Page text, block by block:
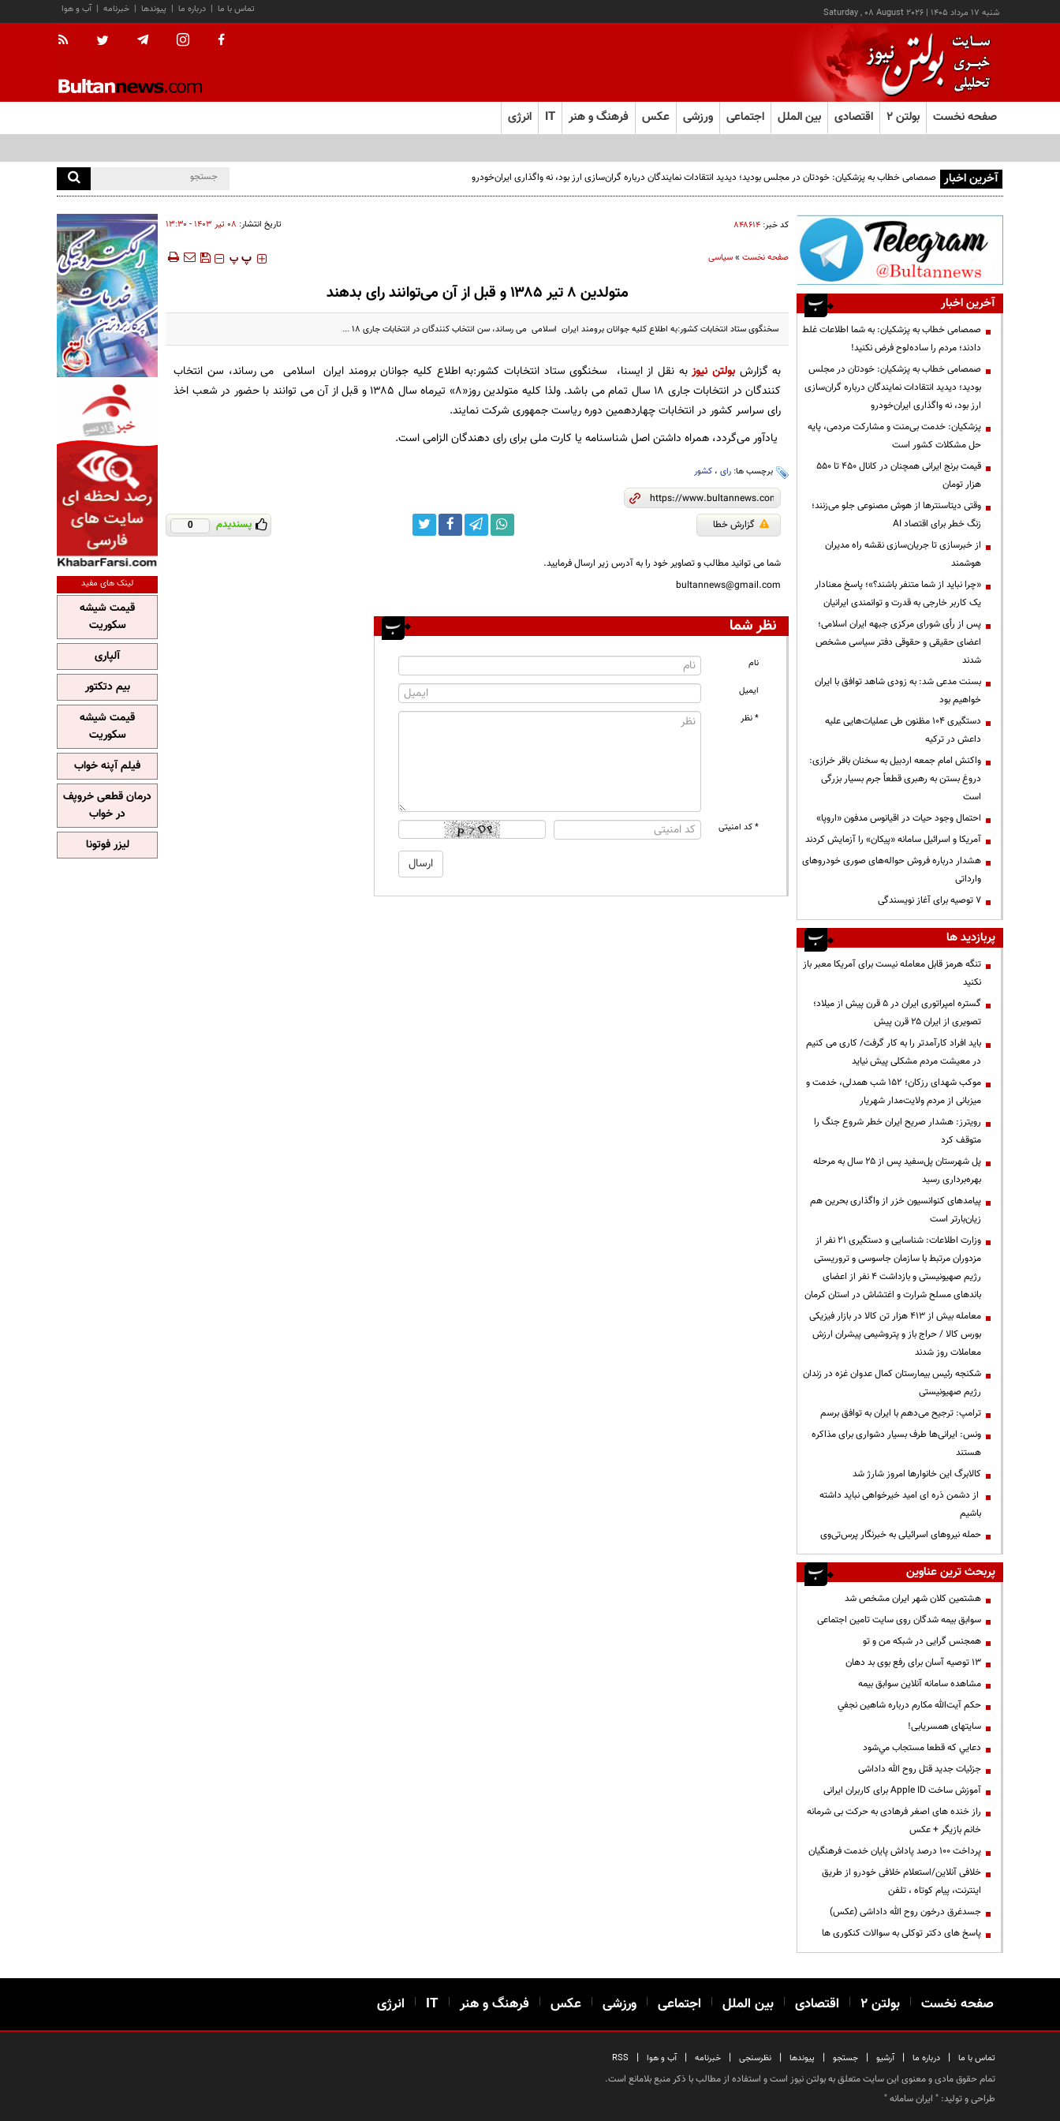
شنبه ۱۷ مرداد ۱۴۰۵ |
Saturday , 08 August 2026 آب و هوا | خبرنامه | پیوندها | درباره ما | تماس با ما
صفحه نخست بولتن ۲ اقتصادی بین الملل اجتماعی ورزشی عکس فرهنگ و هنر IT انرژی
آخرین اخبار صمصامی خطاب به پزشکیان: خودتان در مجلس بودید؛ دیدید انتقادات نمایندگان درباره گران‌سازی ارز بود، نه واگذاری ایران‌خودرو
کد خبر: ۸۴۸۶۱۴ تاریخ انتشار: ۰۸ تير ۱۴۰۳ - ۱۳:۳۰
صفحه نخست»سیاسی ‍‍‍ پ پ
متولدین ۸ تیر ۱۳۸۵ و قبل از آن می‌توانند رای بدهند
سخنگوی ستاد انتخابات کشور:به اطلاع کلیه جوانان برومند ایران اسلامی می رساند، سن انتخاب کنندگان در انتخابات جاری ۱۸ ...
به گزارش بولتن نیوزبه نقل از ایسنا، سخنگوی ستاد انتخابات کشور:به اطلاع کلیه جوانان برومند ایران اسلامی می رساند، سن انتخاب
کنندگان در انتخابات جاری ۱۸ سال تمام می باشد. ولذا کلیه متولدین روز«۸» تیرماه سال ۱۳۸۵ و قبل از آن می توانند با حضور در شعب اخذ
رای سراسر کشور در انتخابات چهاردهمین دوره ریاست جمهوری شرکت نمایند.
یادآور می‌گردد، همراه داشتن اصل شناسنامه یا کارت ملی برای رای دهندگان الزامی است.
برچسب ها: رای، کشور
گزارش خطا پسندیدم 0
شما می توانید مطالب و تصاویر خود را به آدرس زیر ارسال فرمایید.
bultannews@gmail.com
نظر شما
نام
ایمیل
* نظر
* کد امنیتی
آخرین اخبار
صمصامی خطاب به پزشکیان: به شما اطلاعات غلط
دادند؛ مردم را ساده‌لوح فرض نکنید!
صمصامی خطاب به پزشکیان: خودتان در مجلس
بودید؛ دیدید انتقادات نمایندگان درباره گران‌سازی
ارز بود، نه واگذاری ایران‌خودرو
پزشکیان: خدمت بی‌منت و مشارکت مردمی، پایه
حل مشکلات کشور است
قیمت‌ برنج ایرانی همچنان در کانال ۴۵۰ تا ۵۵۰
هزار تومان
وقتی دیتاسنترها از هوش مصنوعی جلو می‌زنند؛
زنگ خطر برای اقتصاد AI
از خبرسازی تا جریان‌سازی نقشه راه مدیران
هوشمند
«چرا نباید از شما متنفر باشند؟»؛ پاسخ معنادار
یک کاربر خارجی به قدرت و توانمندی ایرانیان
پس از رأی شورای مرکزی جبهه ایران اسلامی؛
اعضای حقیقی و حقوقی دفتر سیاسی مشخص
شدند
بسنت مدعی شد: به زودی شاهد توافق با ایران
خواهیم بود
دستگیری ۱۰۴ مظنون طی عملیات‌هایی علیه
داعش در ترکیه
واکنش امام جمعه اردبیل به سخنان باقر خرازی:
دروغ بستن به رهبری قطعاً جرم بسیار بزرگی
است
احتمال وجود حیات در اقیانوس مدفون «اروپا»
آمریکا و اسرائیل سامانه «پیکان» را آزمایش کردند
هشدار درباره فروش حواله‌های صوری خودروهای
وارداتی
۷ توصیه برای آغاز نویسندگی
پربازدید ها
تنگه هرمز قابل معامله نیست برای آمریکا معبر باز
نکنید
گستره امپراتوری ایران در ۵ قرن پیش از میلاد؛
تصویری از ایران ۲۵ قرن پیش
باید افراد کارآمدتر را به کار گرفت/ کاری می کنیم
در معیشت مردم مشکلی پیش نیاید
موکب شهدای رزکان؛ ۱۵۲ شب همدلی، خدمت و
میزبانی از مردم ولایت‌مدار شهریار
رویترز: هشدار صریح ایران خطر شروع جنگ را
متوقف کرد
پل شهرستان پل‌سفید پس از ۲۵ سال به مرحله
بهره‌برداری رسید
پیامدهای کنوانسیون خزر از واگذاری بحرین هم
زیان‌بارتر است
وزارت اطلاعات: شناسایی و دستگیری ۲۱ نفر از
مزدوران مرتبط با سازمان جاسوسی و تروریستی
رژیم صهیونیستی و بازداشت ۴ نفر از اعضای
باندهای مسلح شرارت و اغتشاش در استان کرمان
معامله بیش از ۴۱۳ هزار تن کالا در بازار فیزیکی
بورس کالا / حراج باز و پتروشیمی پیشران ارزش
معاملات روز شدند
شکنجه رئیس بیمارستان کمال عدوان غزه در زندان
رژیم صهیونیستی
ترامپ: ترجیح می‌دهم با ایران به توافق برسم
ونس: ایرانی‌ها طرف بسیار دشواری برای مذاکره
هستند
کالابرگ این خانوارها امروز شارژ شد
از دشمن ذره ای امید خیرخواهی نباید داشته
باشیم
حمله نیروهای اسرائیلی به خبرنگار پرس‌تی‌وی
پربحث ترین عناوین
هشتمین کلان شهر ایران مشخص شد
سوابق بیمه شدگان روی سایت تامین اجتماعی
همجنس گرایی در شبکه من و تو
13 توصیه آسان برای رفع بوی بد دهان
مشاهده سامانه آنلاين سوابق بیمه
حكم آيت‌الله مكارم درباره شاهين نجفي
سایتهای همسریابی!
دعايي كه قطعا مستجاب مي‌شود
جزئیات جدید قتل روح الله داداشی
آموزش ساخت Apple ID برای کاربران ایرانی
راز خنده های اصغر فرهادی به حرکت بی شرمانه
خانم بازیگر + عکس
پرداخت ۱۰۰ درصد پاداش پایان خدمت فرهنگیان
خلافی آنلاین/استعلام خلافی خودرو از طریق
اینترنت، پیام کوتاه ، تلفن
جسدغرق درخون روح الله داداشی (عکس)
پاسخ های دکتر توکلی به سوالات کنکوری ها
لینک های مفید
قیمت شیشه
سکوریت
آلپاری
بیم دتکتور
قیمت شیشه
سکوریت
فیلم آپنه خواب
درمان قطعی خروپف
در خواب
لیزر فوتونا
صفحه نخست | بولتن ۲ | اقتصادی | بین الملل | اجتماعی | ورزشی | عکس | فرهنگ و هنر |
IT
| انرژی
تماس با ما | درباره ما | آرشیو | جستجو | پیوندها | نظرسنجی | خبرنامه | آب و هوا |
RSS
تمام حقوق مادی و معنوی این سایت متعلق به بولتن نیوز است و استفاده از مطالب با ذکر منبع بلامانع است.
طراحی و تولید: " ایران سامانه"